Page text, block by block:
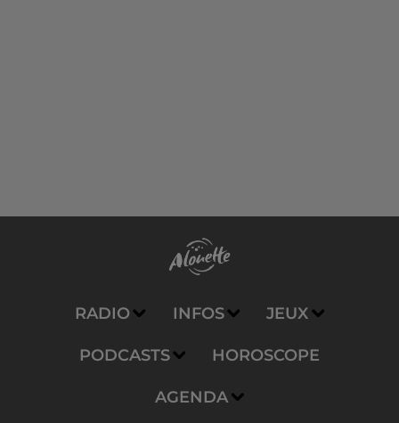
RADIO INFOS JEUX
PODCASTS HOROSCOPE
AGENDA